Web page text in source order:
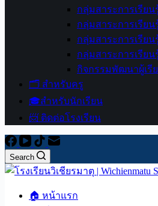
กลุ่มสาระการเรีย
กลุ่มสาระการเรีย
กลุ่มสาระการเรียน
กลุ่มสาระการเรีย
กิจกรรมพัฒนาผู้เรี
🗂️ สำหรับครู
🎓สำหรับนักเรียน
📨 ติดต่อโรงเรียน
Search
🏠 หน้าแรก